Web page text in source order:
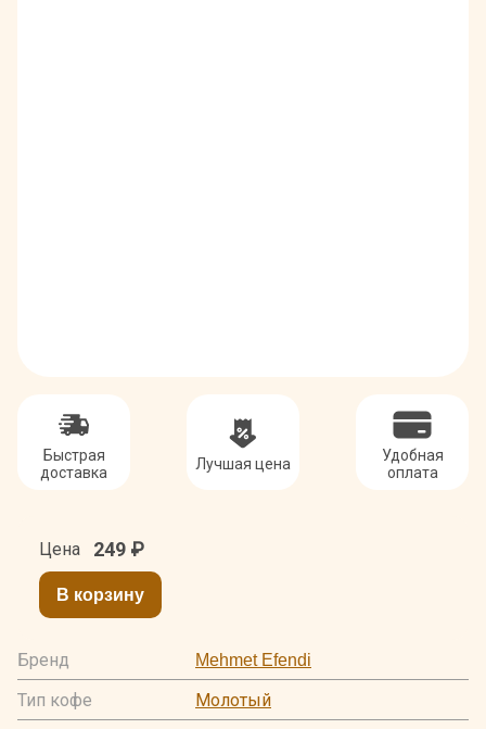
Быстрая
доставка
Лучшая цена
Удобная
оплата
Цена 249 ₽
В корзину
Бренд
Mehmet Efendi
Тип кофе
Молотый